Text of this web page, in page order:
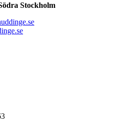
Stockholm